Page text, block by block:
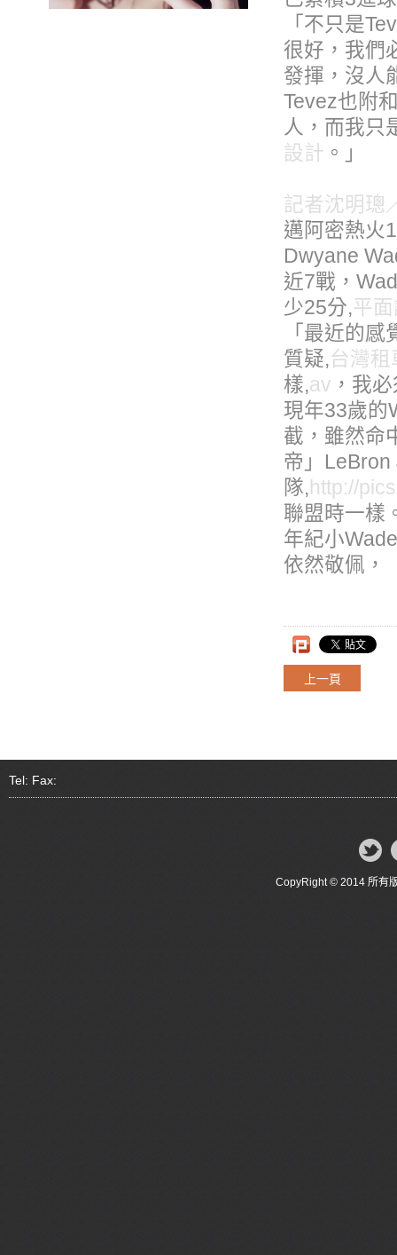
「不只是
很好，我們
發揮，沒人
Tevez也附
人，而我只
設計 。」
記者沈明璁
邁阿密熱火
Dwyane
近7戰，
少25分,平
「最近的
質疑,台灣租
樣,av ，我
現年33歲的
截，雖然命
帝」
隊,http://
聯盟時一樣
年紀小
依然敬佩，
上一頁
Tel: Fax:
CopyRight © 2014 所有